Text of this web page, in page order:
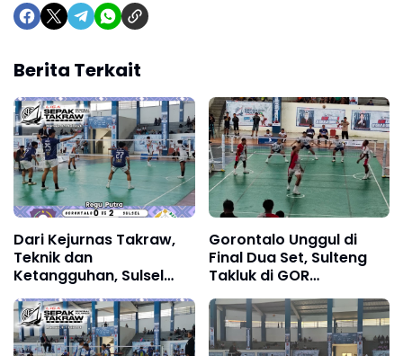
Berita Terkait
Dari Kejurnas Takraw,
Teknik dan
Ketangguhan, Sulsel
Bungkam Gorontalo di
Dua Babak
Gorontalo Unggul di
Final Dua Set, Sulteng
Takluk di GOR
Manakarra